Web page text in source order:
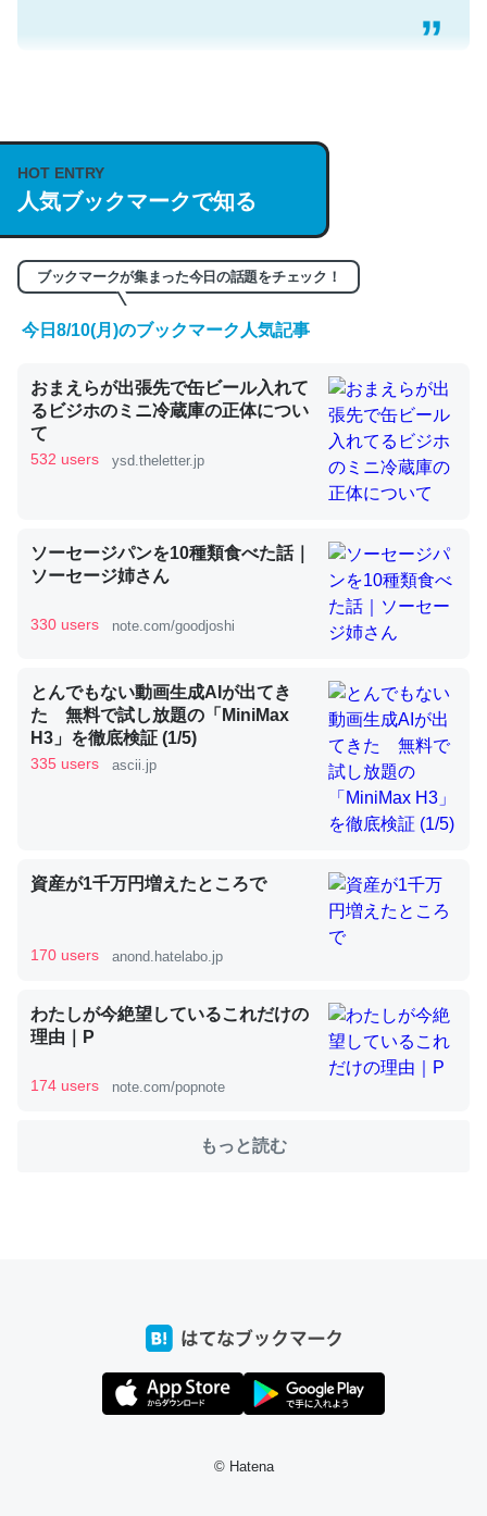
説してる記事が少ないので貴重な良記事。/続編来た
https://isobe324649.hatenablog.com/entry/2023/03/27
/064121
─GPTの仕組みと限界についての考察（１） - conceptualization
くらい。小説でいう「ずっと前の伏線」は回収されないけ
ど、短期記憶というには多い分量。進化すればするほど分
かりやすく強くなりそう
─GPTの仕組みと限界についての考察（１） - conceptualization
昆虫ってカルシウム少ないのか。知らんかった。調べたら
コオロギのカルシウム分はエビの600分の1程度。
─ニュース :: 【研究発表】昆虫学の大問題＝「昆虫はなぜ海にいな
いのか」に関する新仮説
論文では「淡水はカルシウムも酸素も不足してて両方に不
いる鋏角類（カブトガニ・ウミグモ）はカルシウムを使わ
ずキチンを強化してる筈だが、酵素が違うのか？
─ニュース :: 【研究発表】昆虫学の大問題＝「昆虫はなぜ海にいな
いのか」に関する新仮説
これを元に考えるとカルシウムを大量に使う脊椎動物と貝
ジになったり努力してるし。
ウチもEchoを実家に置いて４年。でたまに覗いてる。ぼ
ちぼちRingも置こうかと画策中。あと、Googleマップで
位置情報を共有してる。電池残量や充電中かが分かるので
コミュニケーションが劇的に変化した｜tayorini by LIFULL介護
HOT ENTRY
人気ブックマークで知る
ブックマークが集まった今日の話題をチェック！
今日8/10(月)のブックマーク人気記事
おまえらが出張先で缶ビール入れて
るビジホのミニ冷蔵庫の正体につい
て
532 users ysd.theletter.jp
ソーセージパンを10種類食べた話｜
ソーセージ姉さん
330 users note.com/goodjoshi
とんでもない動画生成AIが出てき
た 無料で試し放題の「MiniMax
H3」を徹底検証 (1/5)
335 users ascii.jp
資産が1千万円増えたところで
170 users anond.hatelabo.jp
わたしが今絶望しているこれだけの
理由｜P
174 users note.com/popnote
もっと読む
© Hatena